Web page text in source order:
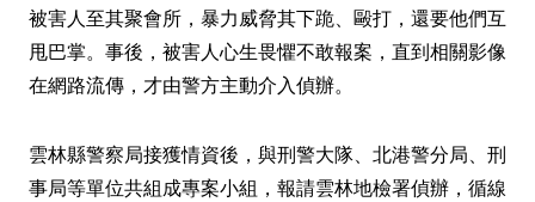
被害人至其聚會所，暴力威脅其下跪、毆打，還要他們互
甩巴掌。事後，被害人心生畏懼不敢報案，直到相關影像
在網路流傳，才由警方主動介入偵辦。
雲林縣警察局接獲情資後，與刑警大隊、北港警分局、刑
事局等單位共組成專案小組，報請雲林地檢署偵辦，循線